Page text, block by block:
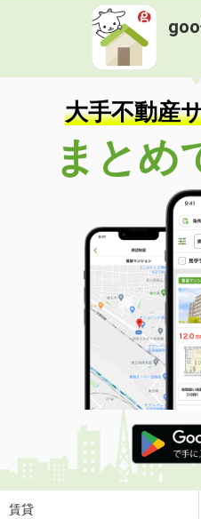
大手不動産
まとめ
賃貸